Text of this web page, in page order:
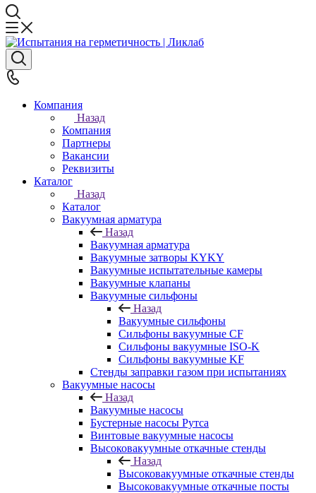
Компания
Назад
Компания
Партнеры
Вакансии
Реквизиты
Каталог
Назад
Каталог
Вакуумная арматура
Назад
Вакуумная арматура
Вакуумные затворы KYKY
Вакуумные испытательные камеры
Вакуумные клапаны
Вакуумные сильфоны
Назад
Вакуумные сильфоны
Сильфоны вакуумные CF
Сильфоны вакуумные ISO-K
Сильфоны вакуумные KF
Стенды заправки газом при испытаниях
Вакуумные насосы
Назад
Вакуумные насосы
Бустерные насосы Рутса
Винтовые вакуумные насосы
Высоковакуумные откачные стенды
Назад
Высоковакуумные откачные стенды
Высоковакуумные откачные посты